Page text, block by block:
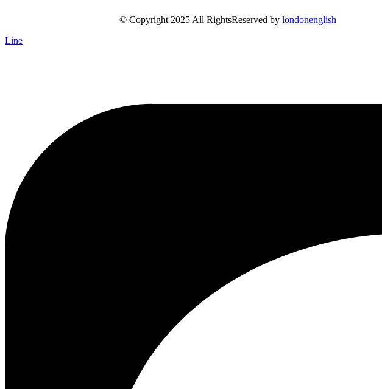
© Copyright 2025 All RightsReserved by londonenglish
Line